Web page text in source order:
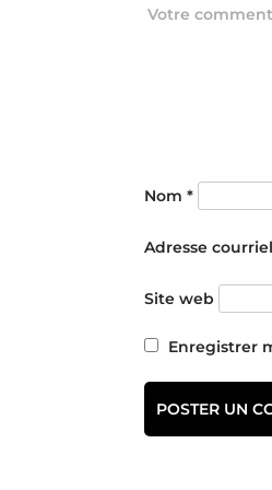
Nom *
Adresse courriel
Site web
Enregistrer